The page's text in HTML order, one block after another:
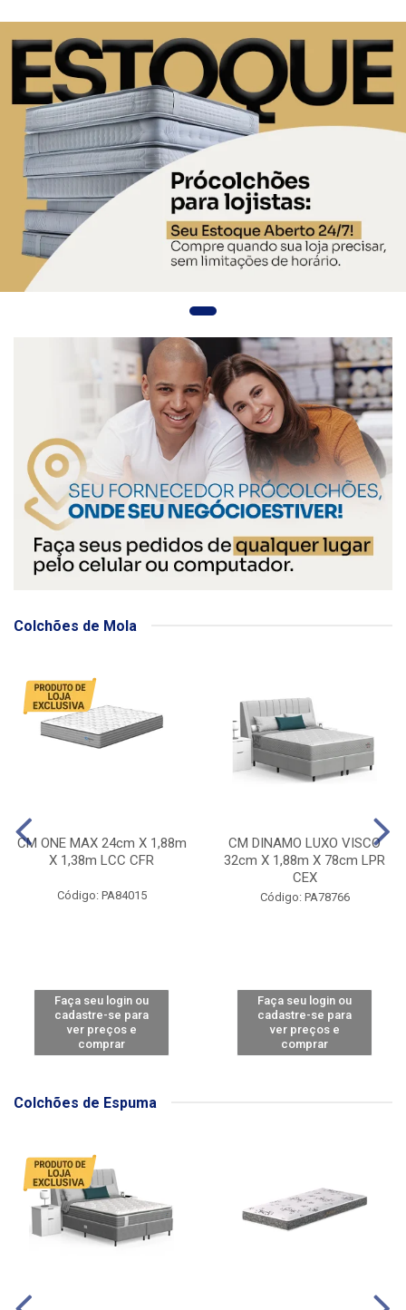
Colchões de Mola
CM ONE MAX 24cm X 1,88m
X 1,38m LCC CFR
Código: PA84015
Faça seu login ou
cadastre-se para
ver preços e
comprar
CM DINAMO LUXO VISCO
32cm X 1,88m X 78cm LPR
CEX
Código: PA78766
Faça seu login ou
cadastre-se para
ver preços e
comprar
Colchões de Espuma